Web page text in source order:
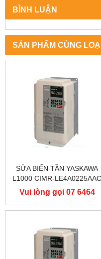
BÌNH LUẬN
SẢN PHẨM CÙNG
SỬA BIẾN TẦN YASKAWA
L1000 CIMR-LE4A0225AAC
400V 110KW, BIẾN TẦN
YASKAWA L1000
Vui lòng gọi 07 6464
9556